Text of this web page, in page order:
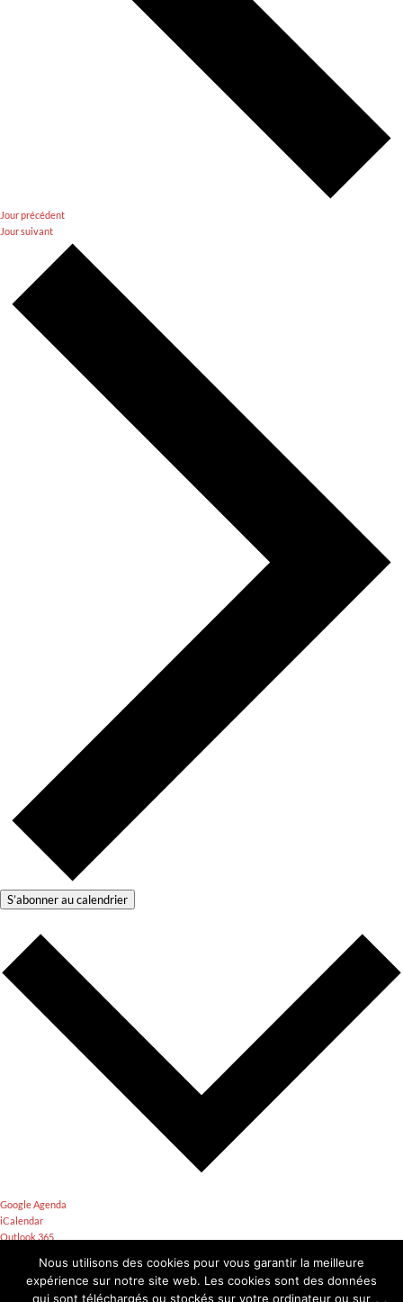
Jour précédent
Jour suivant
S’abonner au calendrier
Google Agenda
iCalendar
Outlook 365
Exporter le fichier .ics
Exporter le fichier Outlook .ics
Nous utilisons des cookies pour vous garantir la meilleure
expérience sur notre site web. Les cookies sont des données
qui sont téléchargés ou stockés sur votre ordinateur ou sur